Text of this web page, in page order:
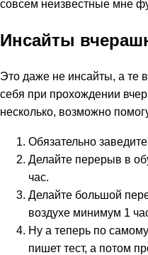
совсем неизвестные мне
Инсайты
Это даже не инсайты, а те
себя при прохождении
несколько, возможно
Обязательно
Делайте перерыв в
час.
Делайте большой
воздухе минимум 1
Ну а теперь по
пишет тест, а потом